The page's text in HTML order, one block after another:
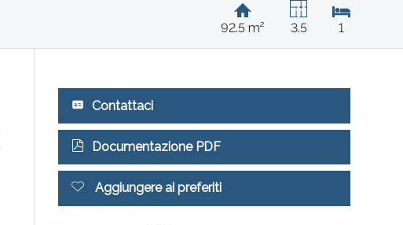
92.5 m² 3.5 1
Contattaci
Documentazione PDF
Aggiungere ai preferiti